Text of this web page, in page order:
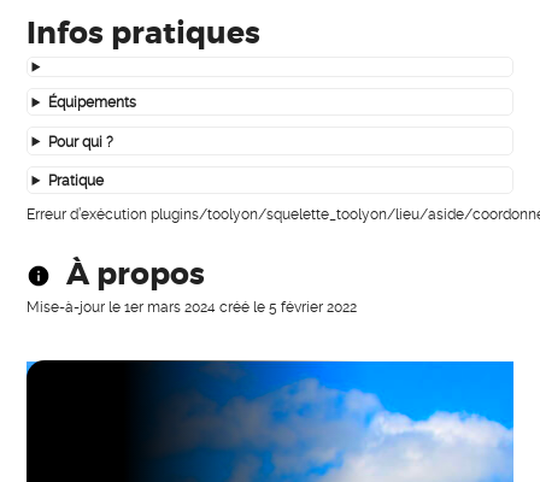
Infos pratiques
Équipements
Pour qui ?
Pratique
Erreur d’exécution plugins/toolyon/squelette_toolyon/lieu/aside/
À propos
Mise-à-jour le1er mars 2024 créé le5 février 2022